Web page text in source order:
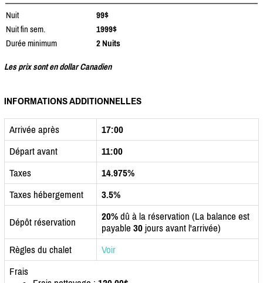
Nuit
99$
Nuit fin sem.
1999$
Durée minimum
2 Nuits
Les prix sont en dollar Canadien
INFORMATIONS ADDITIONNELLES
Arrivée après
17:00
Départ avant
11:00
Taxes
14.975%
Taxes hébergement
3.5%
Dépôt réservation 20% dû à la réservation (La balance est
payable 30 jours avant l'arrivée)
Règles du chalet
Voir
Frais